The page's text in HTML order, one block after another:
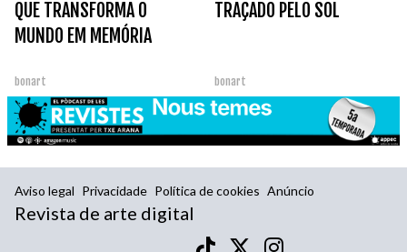
QUE TRANSFORMA O
MUNDO EM MEMÓRIA
bonart
TRAÇADO PELO SOL
bonart
Aviso legal Privacidade Política de cookies Anúncio
Revista de arte digital